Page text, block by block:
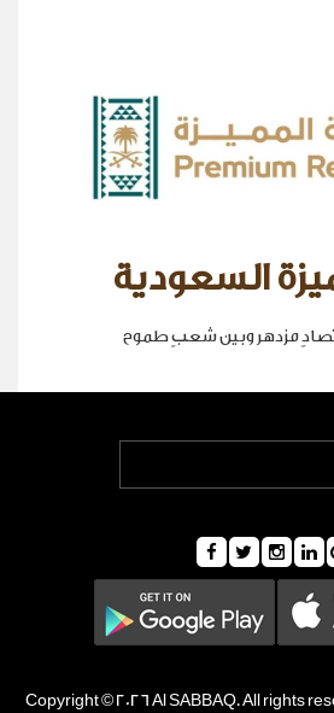
السعودية
مزدهر وبين شعبٍ طموح
Copyright © 2026 Al SABBAQ. All rights